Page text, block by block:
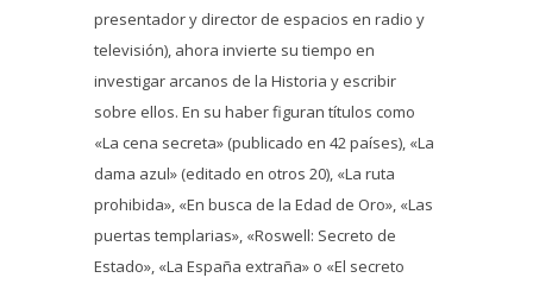
presentador y director de espacios en radio y
televisión), ahora invierte su tiempo en
investigar arcanos de la Historia y escribir
sobre ellos. En su haber figuran títulos como
«La cena secreta» (publicado en 42 países), «La
dama azul» (editado en otros 20), «La ruta
prohibida», «En busca de la Edad de Oro», «Las
puertas templarias», «Roswell: Secreto de
Estado», «La España extraña» o «El secreto